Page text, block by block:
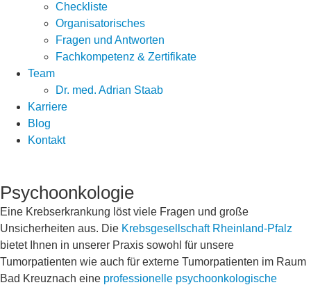
Checkliste
Organisatorisches
Fragen und Antworten
Fachkompetenz & Zertifikate
Team
Dr. med. Adrian Staab
Karriere
Blog
Kontakt
Psychoonkologie
Eine Krebserkrankung löst viele Fragen und große
Unsicherheiten aus. Die Krebsgesellschaft Rheinland-Pfalz
bietet Ihnen in unserer Praxis sowohl für unsere
Tumorpatienten wie auch für externe Tumorpatienten im Raum
Bad Kreuznach eine professionelle psychoonkologische